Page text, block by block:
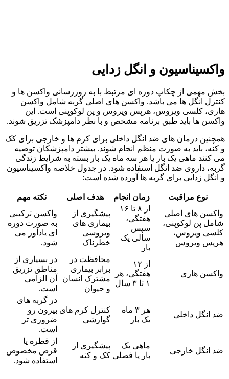
واکسیناسیون و انگل‌ زدایی
بخش مهمی از چکاپ دوره‌ ای مرتبط با به‌ روزرسانی واکسن‌ ها و
کنترل انگل‌ ها می باشد. واکسن‌ های اصلی گربه شامل واکسن
هاری، کلسی‌ ویروس، هرپس‌ ویروس و پن‌ لوکوپنی است. این
واکسن‌ ها باید طبق برنامه‌ مشخص و با نظر دامپزشک تزریق شوند.
همچنین درمان‌ های ضد انگل داخلی برای کرم‌ ها و خارجی برای کک
و کنه، باید به‌ صورت منظم انجام شوند. بیشتر دامپزشکان توصیه
می‌ کنند ماهی یک‌ بار یا هر سه ماه یک‌ بار بسته به شرایط زندگی
گربه، داروی ضد انگل استفاده شود. در جدول خلاصه واکسیناسیون
و انگل‌ زدایی برای گربه‌ ها آورده شده است:
نوع مراقبت زمان انجام هدف اصلی
نکته مهم
واکسن‌ های اصلی
شامل پن‌ لوکوپنی،
کلسی‌ ویروس،
هرپس‌ ویروس
از ۸ تا ۱۶
هفتگی،
سپس
سالی یک‌
بار
پیشگیری از
بیماری‌ های
ویروسی
خطرناک
واکسن ترکیبی
به‌ صورت دوره‌
ای یادآور می‌
شود.
واکسن هاری
از ۱۲
هفتگی، هر
۱ تا ۳ سال
محافظت در
برابر بیماری
مشترک انسان
و حیوان
در بسیاری از
مناطق تزریق
آن الزامی
است.
ضد انگل داخلی
هر ۳ ماه
یک‌ بار
کنترل کرم‌ های
گوارشی
در گربه‌ های
بیرون‌ رو
ضروری‌ تر
است.
ضد انگل خارجی
ماهی یک‌
بار یا فصلی
پیشگیری از
کک و کنه
از قطره یا
قرص مخصوص
استفاده شود.